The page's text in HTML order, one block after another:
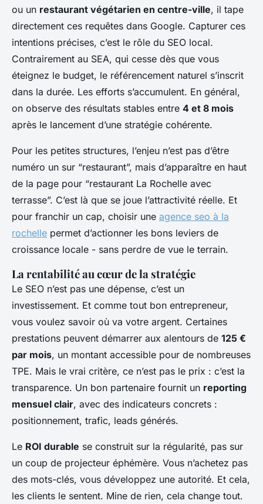
ou un restaurant végétarien en centre-ville, il tape
directement ces requêtes dans Google. Capturer ces
intentions précises, c’est le rôle du SEO local.
Contrairement au SEA, qui cesse dès que vous
éteignez le budget, le référencement naturel s’inscrit
dans la durée. Les efforts s’accumulent. En général,
on observe des résultats stables entre 4 et 8 mois
après le lancement d’une stratégie cohérente.
Pour les petites structures, l’enjeu n’est pas d’être
numéro un sur “restaurant”, mais d’apparaître en haut
de la page pour “restaurant La Rochelle avec
terrasse”. C’est là que se joue l’attractivité réelle. Et
pour franchir un cap, choisir une agence seo à la
rochelle permet d’actionner les bons leviers de
croissance locale - sans perdre de vue le terrain.
La rentabilité au cœur de la stratégie
Le SEO n’est pas une dépense, c’est un
investissement. Et comme tout bon entrepreneur,
vous voulez savoir où va votre argent. Certaines
prestations peuvent démarrer aux alentours de 125 €
par mois, un montant accessible pour de nombreuses
TPE. Mais le vrai critère, ce n’est pas le prix : c’est la
transparence. Un bon partenaire fournit un reporting
mensuel clair, avec des indicateurs concrets :
positionnement, trafic, leads générés.
Le ROI durable se construit sur la régularité, pas sur
un coup de projecteur éphémère. Vous n’achetez pas
des mots-clés, vous développez une autorité. Et cela,
les clients le sentent. Mine de rien, cela change tout.